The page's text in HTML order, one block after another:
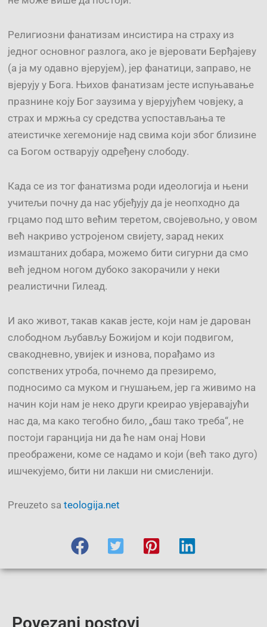
Религиозни фанатизам инсистира на страху из
једног основног разлога, ако је вјеровати Берђајеву
(а ја му одавно вјерујем), јер фанатици, заправо, не
вјерују у Бога. Њихов фанатизам јесте испуњавање
празнине коју Бог заузима у вјерујућем човјеку, а
страх и мржња су средства успостављања те
атеистичке хегемоније над свима који због близине
са Богом остварују одређену слободу.
Када се из тог фанатизма роди идеологија и њени
учитељи почну да нас убјеђују да је неопходно да
грцамо под што већим теретом, својевољно, у овом
већ накриво устројеном свијету, зарад неких
измаштаних добара, можемо бити сигурни да смо
већ једном ногом дубоко закорачили у неки
реалистични Гилеад.
И ако живот, такав какав јесте, који нам је дарован
слободном љубављу Божијом и који подвигом,
свакодневно, увијек и изнова, порађамо из
сопствених утроба, почнемо да презиремо,
подносимо са муком и гнушањем, јер га живимо на
начин који нам је неко други креирао увјеравајући
нас да, ма како тегобно било, „баш тако треба“, не
постоји гаранција ни да ће нам онај Нови
преображени, коме се надамо и који (већ тако дуго)
ишчекујемо, бити ни лакши ни смисленији.
Preuzeto sa teologija.net